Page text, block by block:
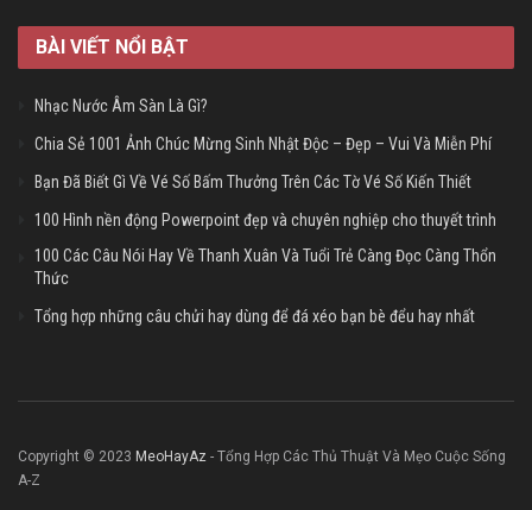
BÀI VIẾT NỔI BẬT
Nhạc Nước Âm Sàn Là Gì?
Chia Sẻ 1001 Ảnh Chúc Mừng Sinh Nhật Độc – Đẹp – Vui Và Miễn Phí
Bạn Đã Biết Gì Về Vé Số Bấm Thưởng Trên Các Tờ Vé Số Kiến Thiết
100 Hình nền động Powerpoint đẹp và chuyên nghiệp cho thuyết trình
100 Các Câu Nói Hay Về Thanh Xuân Và Tuổi Trẻ Càng Đọc Càng Thổn
Thức
Tổng hợp những câu chửi hay dùng để đá xéo bạn bè đểu hay nhất
Copyright © 2023 MeoHayAz - Tổng Hợp Các Thủ Thuật Và Mẹo Cuộc Sống
A-Z